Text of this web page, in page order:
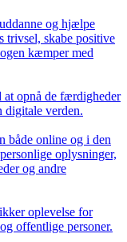
og hjælpe
trivsel, skabe positive
kæmper med
opnå de færdigheder
digitale verden.
både online og i den
oplysninger,
og andre
oplevelse for
offentlige personer.